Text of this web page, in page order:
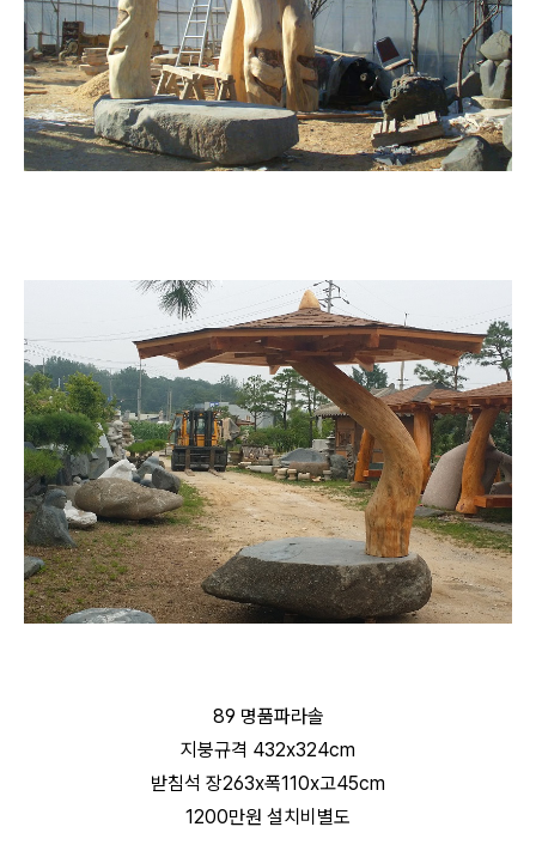
89 명품파라솔
지붕규격 432x324cm
받침석 장263x폭110x고45cm
1200만원 설치비별도